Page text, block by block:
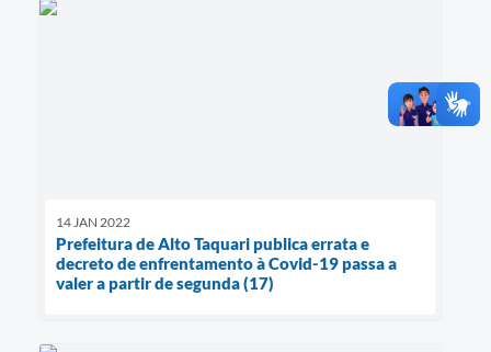
14 JAN 2022
Prefeitura de Alto Taquari publica errata e
decreto de enfrentamento à Covid-19 passa a
valer a partir de segunda (17)